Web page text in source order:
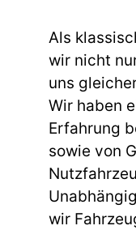
Als
wir nicht
uns
Wir haben
Erfahrung
sowie von
wir